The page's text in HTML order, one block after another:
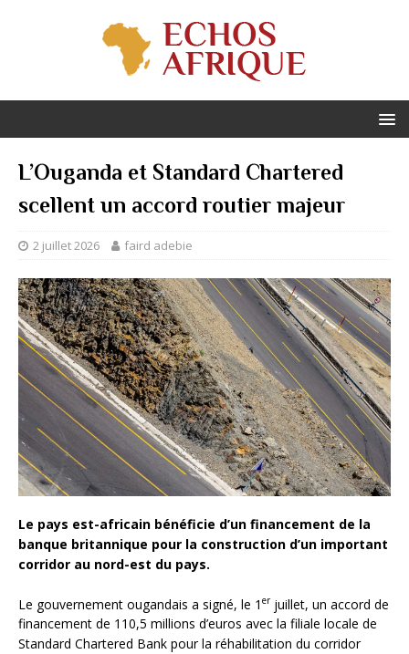
L’Ouganda et Standard Chartered
scellent un accord routier majeur
2 juillet 2026 faird adebie
Le pays est-africain bénéficie d’un financement de la
banque britannique pour la construction d’un important
corridor au nord-est du pays.
Le gouvernement ougandais a signé, le 1 erjuillet, un accord de
financement de 110,5 millions d’euros avec la filiale locale de
Standard Chartered Bank pour la réhabilitation du corridor